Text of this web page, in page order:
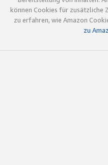
können Cookies für zusätzliche
zu erfahren, wie Amazon
zu